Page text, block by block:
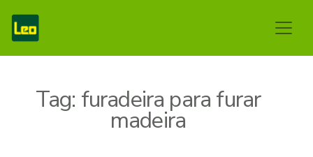
Tag: furadeira para furar
madeira